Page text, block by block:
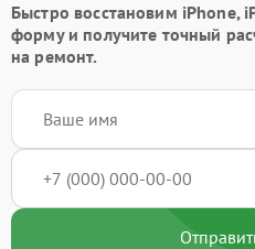
Быстро восстановим iPhone,
формуи получите точный
на ремонт.